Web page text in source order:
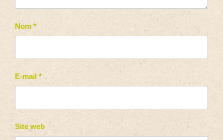
Nom *
E-mail *
Site web